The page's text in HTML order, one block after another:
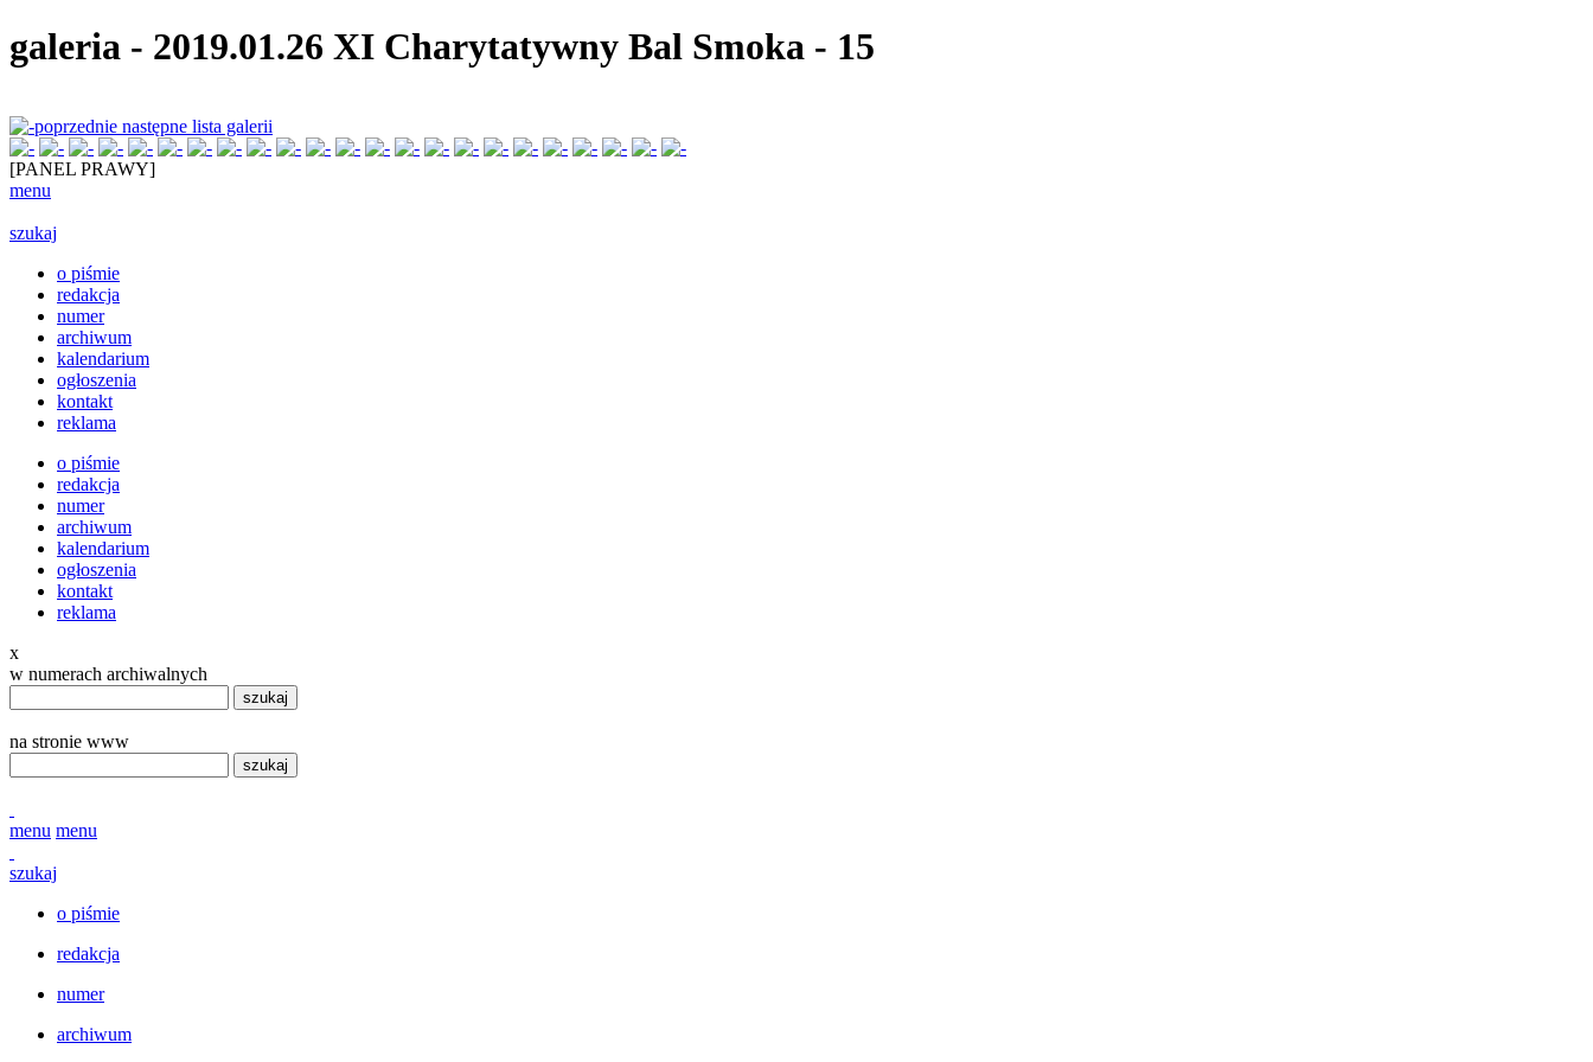
galeria - 2019.01.26 XI Charytatywny Bal Smoka - 15
poprzednie następne lista galerii
[PANEL PRAWY]
menu
szukaj
o piśmie
redakcja
numer
archiwum
kalendarium
ogłoszenia
kontakt
reklama
o piśmie
redakcja
numer
archiwum
kalendarium
ogłoszenia
kontakt
reklama
x
w numerach archiwalnych
szukaj
na stronie www
szukaj
menu menu
szukaj
o piśmie
redakcja
numer
archiwum